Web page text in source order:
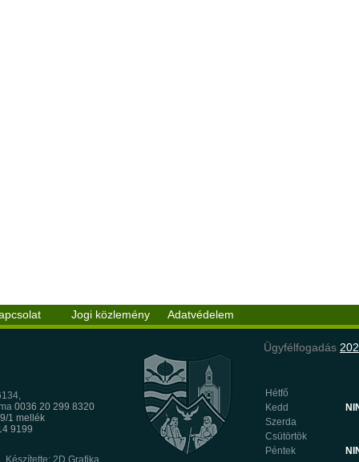
Jogi közlemény Adatvédelem
Ügyfélfogadás
0036 20 299 8320
1 mellék
9199
Hétfő
Kedd
Szerda
Csütörtök
Péntek
2D Grafika